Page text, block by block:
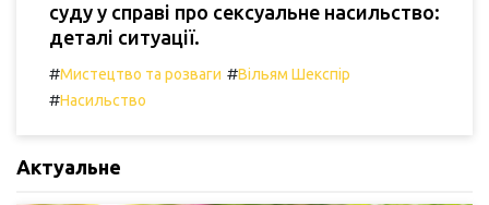
суду у справі про сексуальне насильство:
деталі ситуації.
#Мистецтво та розваги #Вільям Шекспір
#Насильство
Актуальне